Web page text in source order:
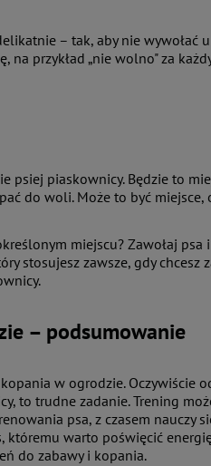
– tak, aby nie wywołać
przykład „nie wolno" za
psiej piaskownicy. Będzie to
do woli. Może to być
miejscu? Zawołaj
stosujesz zawsze, gdy
– podsumowanie
w ogrodzie. Oczywiście
to trudne zadanie. Trening
psa, z czasem nauczy
warto poświęcić
do zabawy i kopania.